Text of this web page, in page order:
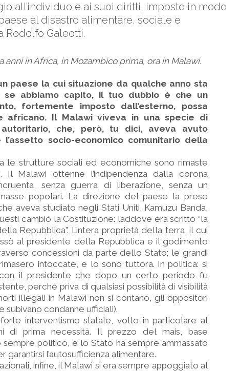
all’individuo e ai suoi diritti, imposto in modo
al disastro alimentare, sociale e
Rodolfo Galeotti.
in Africa, in Mozambico prima, ora in Malawi.
paese la cui situazione da qualche anno sta
se abbiamo capito, il tuo dubbio è che un
fortemente imposto dall’esterno, possa
africano. Il Malawi viveva in una specie di
che, però, tu dici, aveva avuto
socio-economico comunitario della
le strutture sociali ed economiche sono rimaste
Il Malawi ottenne l’indipendenza dalla corona
senza guerra di liberazione, senza un
popolari. La direzione del paese la prese
aveva studiato negli Stati Uniti, Kamuzu Banda,
cambiò la Costituzione: laddove era scritto “la
Repubblica”. L’intera proprietà della terra, il cui
al presidente della Repubblica e il godimento
concessioni da parte dello Stato; le grandi
intoccate, e lo sono tuttora. In politica: si
il presidente che dopo un certo periodo fu
perché priva di qualsiasi possibilità di visibilità
illegali in Malawi non si contano, gli oppositori
subivano condanne ufficiali).
interventismo statale, volto in particolare al
prima necessità. Il prezzo del mais, base
politico, e lo Stato ha sempre ammassato
l’autosufficienza alimentare.
infine, il Malawi si era sempre appoggiato al